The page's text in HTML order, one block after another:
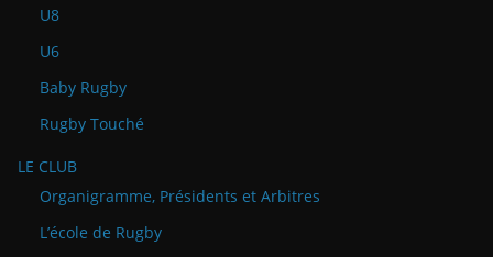
U8
U6
Baby Rugby
Rugby Touché
LE CLUB
Organigramme, Présidents et Arbitres
L’école de Rugby